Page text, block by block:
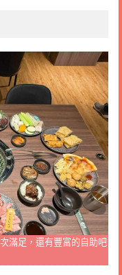
滿足，還有豐富的自助吧